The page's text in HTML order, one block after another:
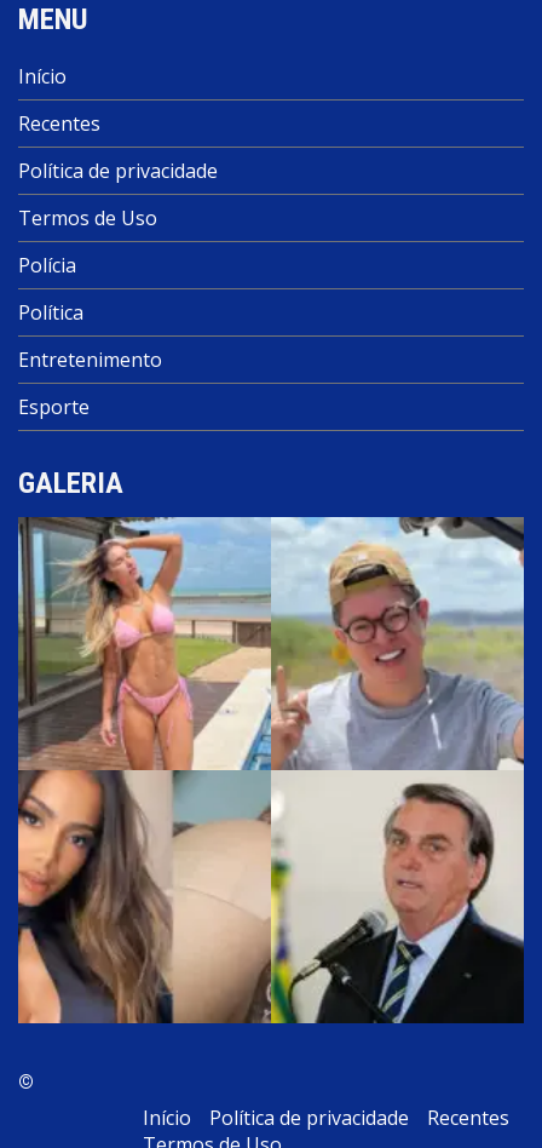
MENU
Início
Recentes
Política de privacidade
Termos de Uso
Polícia
Política
Entretenimento
Esporte
GALERIA
©
Início Política de privacidade
Recentes